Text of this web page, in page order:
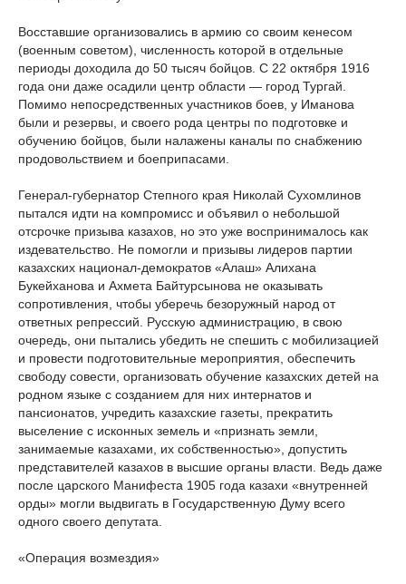
Восставшие организовались в армию со своим кенесом
(военным советом), численность которой в отдельные
периоды доходила до 50 тысяч бойцов. С 22 октября 1916
года они даже осадили центр области — город Тургай.
Помимо непосредственных участников боев, у Иманова
были и резервы, и своего рода центры по подготовке и
обучению бойцов, были налажены каналы по снабжению
продовольствием и боеприпасами.
Генерал-губернатор Степного края Николай Сухомлинов
пытался идти на компромисс и объявил о небольшой
отсрочке призыва казахов, но это уже воспринималось как
издевательство. Не помогли и призывы лидеров партии
казахских национал-демократов «Алаш» Алихана
Букейханова и Ахмета Байтурсынова не оказывать
сопротивления, чтобы уберечь безоружный народ от
ответных репрессий. Русскую администрацию, в свою
очередь, они пытались убедить не спешить с мобилизацией
и провести подготовительные мероприятия, обеспечить
свободу совести, организовать обучение казахских детей на
родном языке с созданием для них интернатов и
пансионатов, учредить казахские газеты, прекратить
выселение с исконных земель и «признать земли,
занимаемые казахами, их собственностью», допустить
представителей казахов в высшие органы власти. Ведь даже
после царского Манифеста 1905 года казахи «внутренней
орды» могли выдвигать в Государственную Думу всего
одного своего депутата.
«Операция возмездия»